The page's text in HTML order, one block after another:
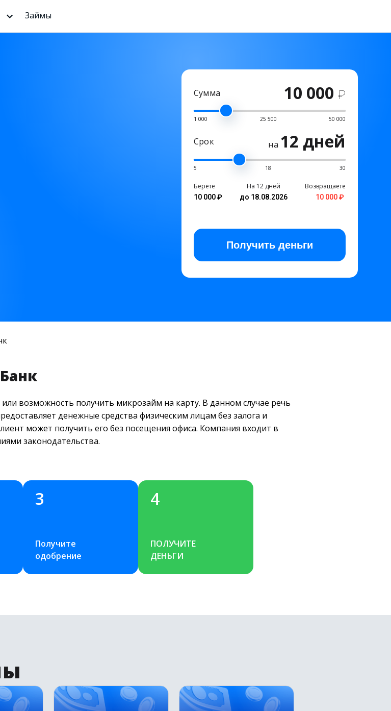
Займы
Сумма 10 000 ₽
1 000 25 500 50 000
Срок на 12 дней
5 18 30
Берёте
10 000 ₽
На 12 дней
до 18.08.2026
Возвращаете
10 000 ₽
Получить деньги
возможность получить микрозайм на карту. В данном случае речь
денежные средства физическим лицам без залога и
может получить его без посещения офиса. Компания входит в
законодательства.
3
Получите
одобрение
4
ПОЛУЧИТЕ
ДЕНЬГИ